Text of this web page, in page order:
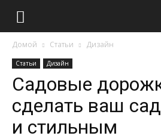
Домой Статьи Дизайн
Статьи Дизайн
Садовые
сделать ваш
и стильным